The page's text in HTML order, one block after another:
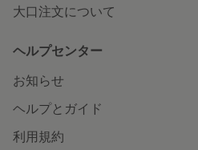
大口注文について
ヘルプセンター
お知らせ
ヘルプとガイド
利用規約